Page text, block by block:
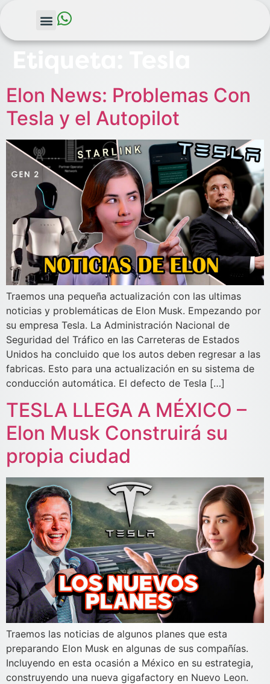
Etiqueta:
Elon News: Problemas Con
Tesla y el Autopilot
Traemos una pequeña actualización con las ultimas
noticias y problemáticas de Elon Musk. Empezando por
su empresa Tesla. La Administración Nacional de
Seguridad del Tráfico en las Carreteras de Estados
Unidos ha concluido que los autos deben regresar a las
fabricas. Esto para una actualización en su sistema de
conducción automática. El defecto de Tesla […]
TESLA LLEGA A MÉXICO –
Elon Musk Construirá su
propia ciudad
Traemos las noticias de algunos planes que esta
preparando Elon Musk en algunas de sus compañías.
Incluyendo en esta ocasión a México en su estrategia,
construyendo una nueva gigafactory en Nuevo Leon.